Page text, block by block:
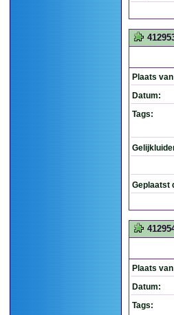
Plaats
Datum:
Tags:
Geplaatst
Plaats
Datum:
Tags: